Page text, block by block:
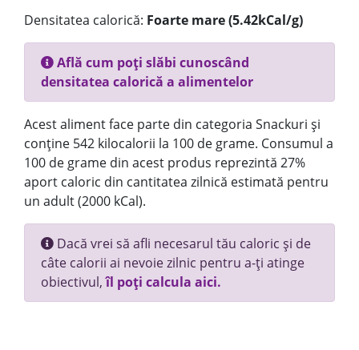
Densitatea calorică: Foarte mare (5.42kCal/g)
Află cum poți slăbi cunoscând
densitatea calorică a alimentelor
Acest aliment face parte din categoria Snackuri și
conține 542 kilocalorii la 100 de grame. Consumul a
100 de grame din acest produs reprezintă 27%
aport caloric din cantitatea zilnică estimată pentru
un adult (2000 kCal).
Dacă vrei să afli necesarul tău caloric și de
câte calorii ai nevoie zilnic pentru a-ți atinge
obiectivul,îl poți calcula aici.